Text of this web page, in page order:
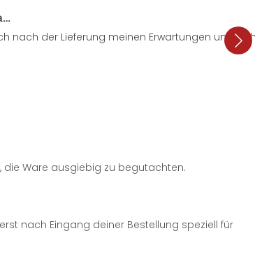
nach der Lieferung meinen Erwartungen und
die Ware ausgiebig zu begutachten.
nach Eingang deiner Bestellung speziell für